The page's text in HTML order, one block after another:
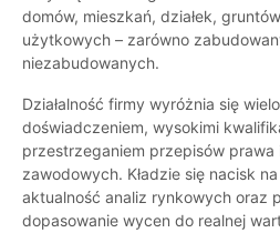
domów, mieszkań, działek,
użytkowych – zarówno
niezabudowanych.
Działalność firmy wyróżnia się
doświadczeniem, wysokimi
przestrzeganiem przepisów prawa
zawodowych. Kładzie się nacisk
aktualność analiz rynkowych oraz
dopasowanie wycen do realnej